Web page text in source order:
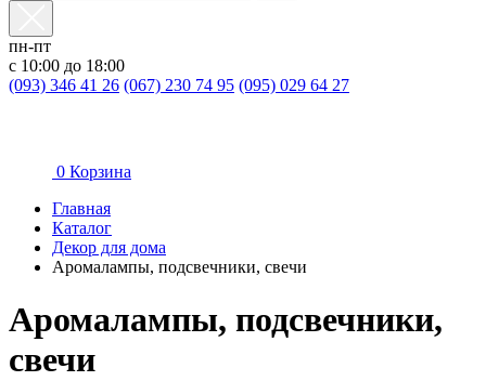
пн-пт
с 10:00 до 18:00
(093) 346 41 26 (067) 230 74 95 (095) 029 64 27
0 Корзина
Главная
Каталог
Декор для дома
Аромалампы, подсвечники, свечи
Аромалампы, подсвечники,
свечи